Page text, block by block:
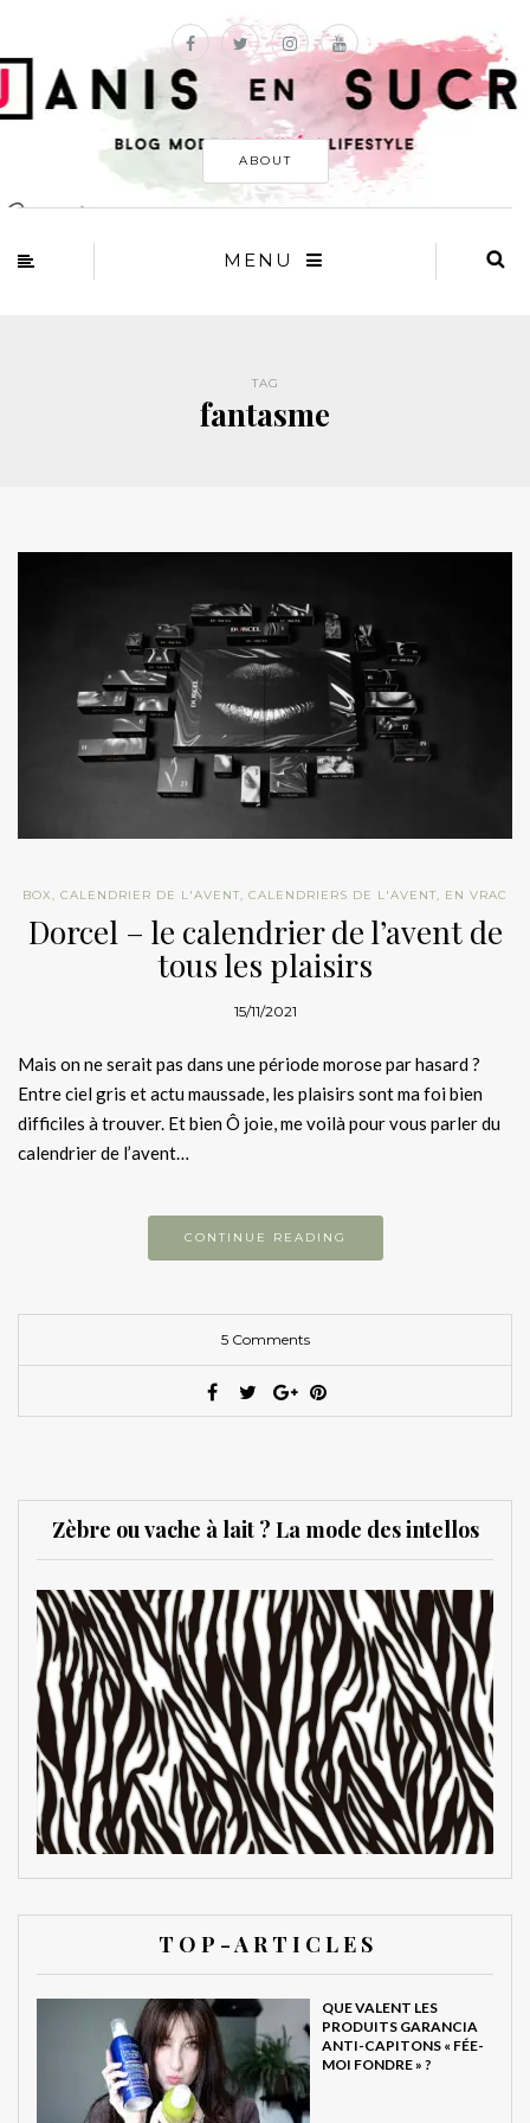
ABOUT
MENU
TAG
fantasme
BOX, CALENDRIER DE L'AVENT, CALENDRIERS DE L'AVENT, EN VRAC
Dorcel – le calendrier de l’avent de
tous les plaisirs
15/11/2021
Mais on ne serait pas dans une période morose par hasard ?
Entre ciel gris et actu maussade, les plaisirs sont ma foi bien
difficiles à trouver. Et bien Ô joie, me voilà pour vous parler du
calendrier de l’avent…
CONTINUE READING
5 Comments
Zèbre ou vache à lait ? La mode des intellos
T O P - A R T I C L E S
QUE VALENT LES
PRODUITS GARANCIA
ANTI-CAPITONS « FÉE-
MOI FONDRE » ?